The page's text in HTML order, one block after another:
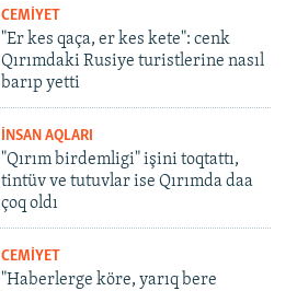
CEMİYET
"Er kes qaça, er kes kete": cenk
Qırımdaki Rusiye turistlerine nasıl
barıp yetti
İNSAN AQLARI
"Qırım birdemligi" işini toqtattı,
tintüv ve tutuvlar ise Qırımda daa
çoq oldı
CEMİYET
"Haberlerge köre, yarıq bere